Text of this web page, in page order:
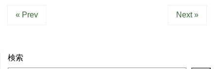
« Prev Next »
検索